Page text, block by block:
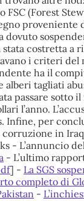
(Forest
proveniente
dovuto
costretta a
i criteri del
ha il
alberi tagliati
passare sotto
l’anno.
Infine, per
in
- L’annuncio
- L’ultimo
] - La SGS
completo di
-